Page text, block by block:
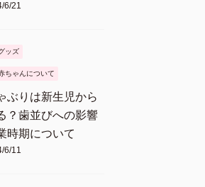
6/21
ッズ
ちゃんについて
ぶりは新生児から
？歯並びへの影響
時期について
6/11